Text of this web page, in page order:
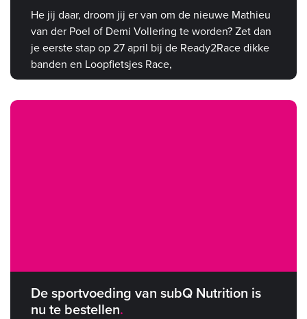
He jij daar, droom jij er van om de nieuwe Mathieu
van der Poel of Demi Vollering te worden? Zet dan
je eerste stap op 27 april bij de Ready2Race dikke
banden en Loopfietsjes Race,
De sportvoeding van subQ Nutrition is
nu te bestellen